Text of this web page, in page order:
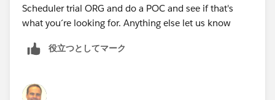
Scheduler trial ORG and do a POC and see if that's
what you´re looking for. Anything else let us know
役立つとしてマーク